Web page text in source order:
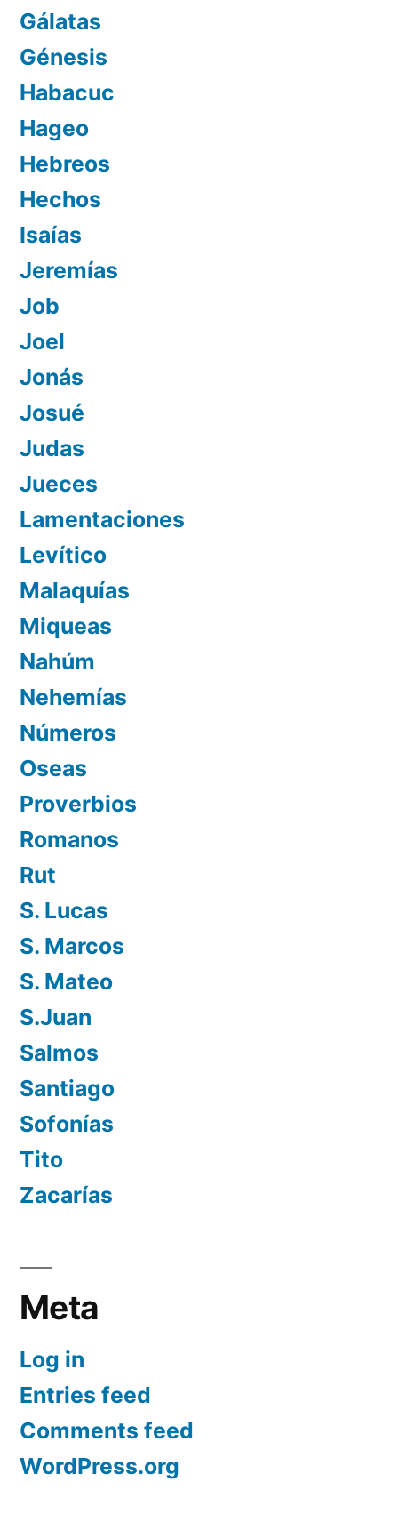
Gálatas
Génesis
Habacuc
Hageo
Hebreos
Hechos
Isaías
Jeremías
Job
Joel
Jonás
Josué
Judas
Jueces
Lamentaciones
Levítico
Malaquías
Miqueas
Nahúm
Nehemías
Números
Oseas
Proverbios
Romanos
Rut
S. Lucas
S. Marcos
S. Mateo
S.Juan
Salmos
Santiago
Sofonías
Tito
Zacarías
Meta
Log in
Entries feed
Comments feed
WordPress.org